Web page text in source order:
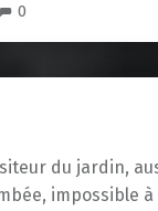
0
du jardin,
impossible